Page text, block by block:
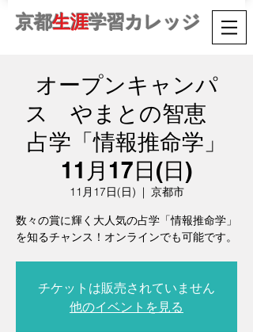
京都生涯学習カレッジ
オープンキャンパ
ス やまとの智恵
占学「情報推命学」
11月17日(日)
11月17日(日)
  |
京都市
数々の賞に輝く大人気の占学「情報推命学」
を知るチャンス！オンラインでも可能です。
チケットは販売されていません
他のイベントを見る